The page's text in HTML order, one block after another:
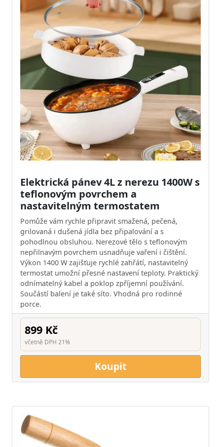
Elektrická pánev 4L z nerezu 1400W s
teflonovým povrchem a
nastavitelným termostatem
Pomůže vám rychle připravit smažená, pečená,
grilovaná i dušená jídla bez připalování a s
pohodlnou obsluhou. Nerezové tělo s teflonovým
nepřilnavým povrchem usnadňuje vaření i čištění.
Výkon 1400 W zajišťuje rychlé zahřátí, nastavitelný
termostat umožní přesné nastavení teploty. Praktický
odnímatelný kabel a poklop zpříjemní používání.
Součástí balení je také síto. Vhodná pro rodinné
porce.
899 Kč
včetně DPH 21%
Koupit